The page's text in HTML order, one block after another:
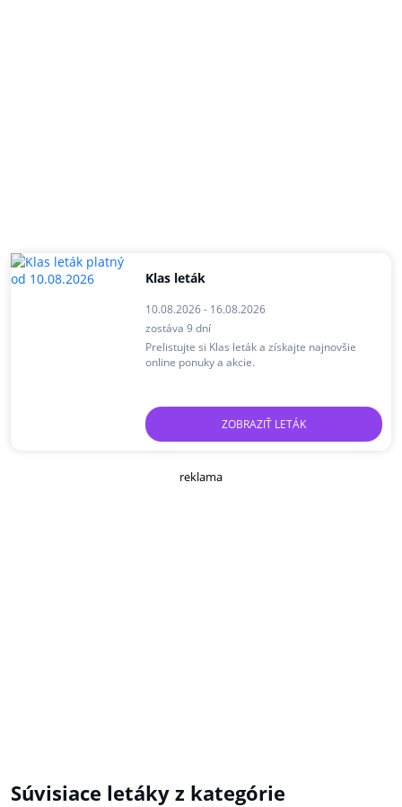
Klas leták
10.08.2026 - 16.08.2026
zostáva 9 dní
Prelistujte si Klas leták a získajte najnovšie
online ponuky a akcie.
ZOBRAZIŤ LETÁK
reklama
Súvisiace letáky z kategórie